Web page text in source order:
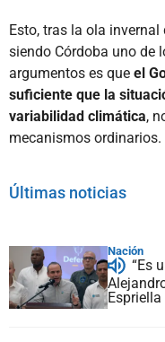
Esto, tras la ola
siendo Córdoba uno de
argumentos es que el
suficiente que la
variabilidad climática,
mecanismos ordinarios.
Últimas noticias
Nación
“Es
Espriella